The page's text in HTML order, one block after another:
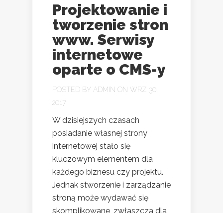
Projektowanie i
tworzenie stron
www. Serwisy
internetowe
oparte o CMS-y
POSTED BY ADMIN ON WRZ 30,
2017
W dzisiejszych czasach
posiadanie własnej strony
internetowej stało się
kluczowym elementem dla
każdego biznesu czy projektu.
Jednak stworzenie i zarządzanie
stroną może wydawać się
skomplikowane, zwłaszcza dla